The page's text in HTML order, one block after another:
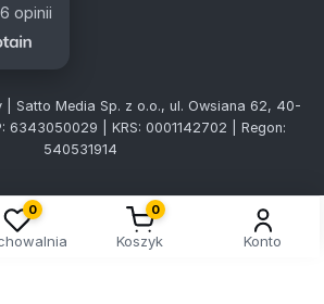
opinii
Satto Media Sp. z o.o., ul. Owsiana 62, 40-
6343050029 | KRS: 0001142702 | Regon:
540531914
0 0
Koszyk Konto